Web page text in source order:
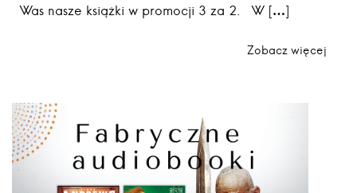
Was nasze książki w promocji 3 za 2. W […]
Zobacz więcej